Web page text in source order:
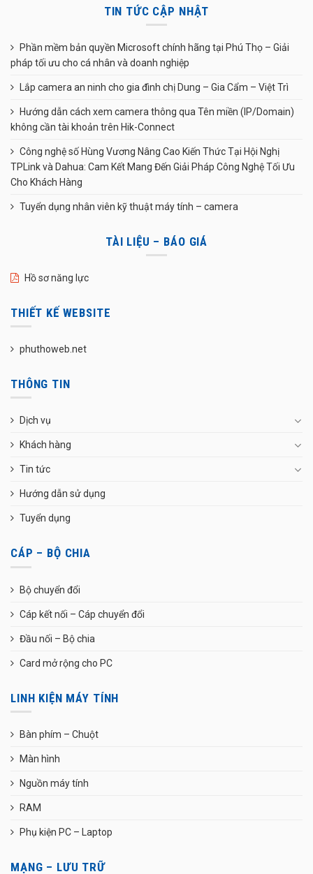
TIN TỨC CẬP NHẬT
Phần mềm bản quyền Microsoft chính hãng tại Phú Thọ – Giải
pháp tối ưu cho cá nhân và doanh nghiệp
Lắp camera an ninh cho gia đình chị Dung – Gia Cẩm – Việt Trì
Hướng dẫn cách xem camera thông qua Tên miền (IP/Domain)
không cần tài khoản trên Hik-Connect
Công nghệ số Hùng Vương Nâng Cao Kiến Thức Tại Hội Nghị
TPLink và Dahua: Cam Kết Mang Đến Giải Pháp Công Nghệ Tối Ưu
Cho Khách Hàng
Tuyển dụng nhân viên kỹ thuật máy tính – camera
TÀI LIỆU – BÁO GIÁ
Hồ sơ năng lực
THIẾT KẾ WEBSITE
phuthoweb.net
THÔNG TIN
Dịch vụ
Khách hàng
Tin tức
Hướng dẫn sử dụng
Tuyển dụng
CÁP – BỘ CHIA
Bộ chuyển đổi
Cáp kết nối – Cáp chuyển đổi
Đầu nối – Bộ chia
Card mở rộng cho PC
LINH KIỆN MÁY TÍNH
Bàn phím – Chuột
Màn hình
Nguồn máy tính
RAM
Phụ kiện PC – Laptop
MẠNG – LƯU TRỮ